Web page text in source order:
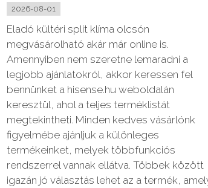
2026-08-01
Eladó kültéri split klíma olcsón
megvásárolható akár már online is.
Amennyiben nem szeretne lemaradni a
legjobb ajánlatokról, akkor keressen fel
bennünket a hisense.hu weboldalán
keresztül, ahol a teljes terméklistát
megtekintheti. Minden kedves vásárlónk
figyelmébe ajánljuk a különleges
termékeinket, melyek többfunkciós
rendszerrel vannak ellátva. Többek között
igazán jó választás lehet az a termék,